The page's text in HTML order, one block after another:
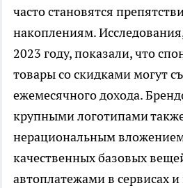
часто становятся
накоплениям.
2023 году, показали, что
товары со скидками могут
ежемесячного дохода.
крупными логотипами
нерациональным
качественных базовых
автоплатежами в сервисах